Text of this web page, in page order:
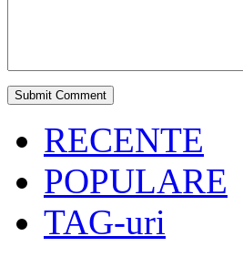
RECENTE
POPULARE
TAG-uri